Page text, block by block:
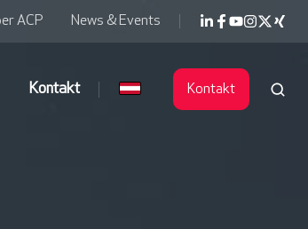
ACP News & Events
Kontakt Kontakt